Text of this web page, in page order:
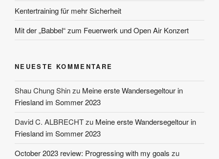
Kentertraining für mehr Sicherheit
Mit der „Babbel“ zum Feuerwerk und Open Air Konzert
NEUESTE KOMMENTARE
Shau Chung Shinzu Meine erste Wandersegeltour in
Friesland im Sommer 2023
David C. ALBRECHTzu Meine erste Wandersegeltour in
Friesland im Sommer 2023
October 2023 review: Progressing with my goals zu